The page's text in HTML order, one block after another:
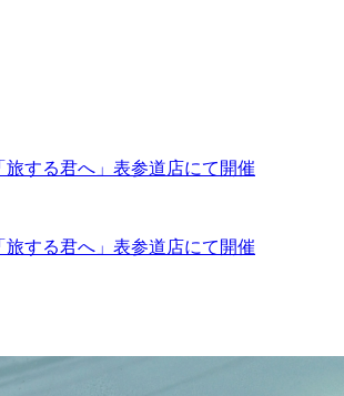
旅する君へ」表参道店にて開催
旅する君へ」表参道店にて開催